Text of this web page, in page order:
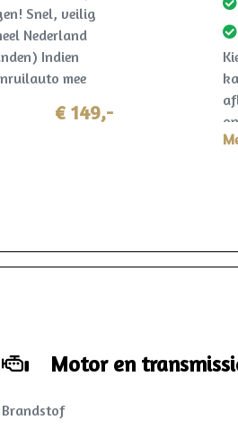
Snel, veilig
Nederland
Indien
mee
slechts
€ 149,-
Motor en
Brandstof